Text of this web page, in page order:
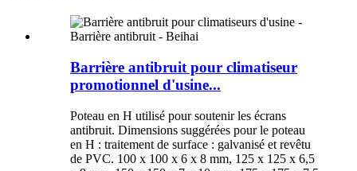
Barrière antibruit pour climatiseur
promotionnel d'usine...
Poteau en H utilisé pour soutenir les écrans
antibruit. Dimensions suggérées pour le poteau
en H : traitement de surface : galvanisé et revêtu
de PVC. 100 x 100 x 6 x 8 mm, 125 x 125 x 6,5